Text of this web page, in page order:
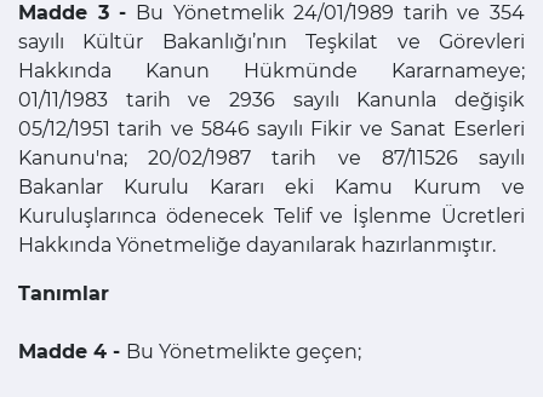
Madde 3 - Bu Yönetmelik 24/01/1989 tarih ve 354
sayılı Kültür Bakanlığı’nın Teşkilat ve Görevleri
Hakkında Kanun Hükmünde Kararnameye;
01/11/1983 tarih ve 2936 sayılı Kanunla değişik
05/12/1951 tarih ve 5846 sayılı Fikir ve Sanat Eserleri
Kanunu'na; 20/02/1987 tarih ve 87/11526 sayılı
Bakanlar Kurulu Kararı eki Kamu Kurum ve
Kuruluşlarınca ödenecek Telif ve İşlenme Ücretleri
Hakkında Yönetmeliğe dayanılarak hazırlanmıştır.
Tanımlar
Madde 4 - Bu Yönetmelikte geçen;